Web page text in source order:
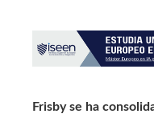
Frisby se ha